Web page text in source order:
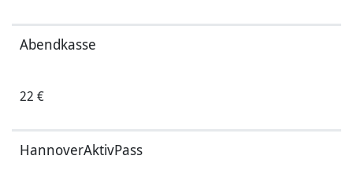
Abendkasse
22 €
HannoverAktivPass